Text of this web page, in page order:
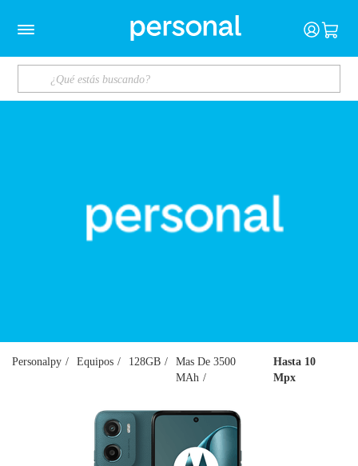
Personalpy Equipos 128GB
Mas De 3500
MAh
Hasta 10
Mpx